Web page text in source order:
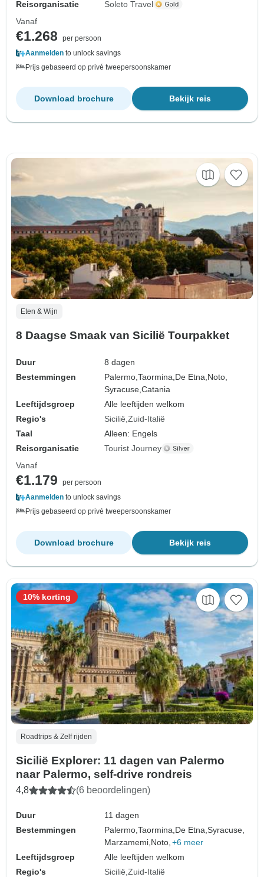
Reisorganisatie
Soleto Travel
Vanaf
€1.268
per persoon
Aanmelden to unlock savings
Prijs gebaseerd op privé tweepersoonskamer
Bekijk reis
Download brochure
Eten & Wijn
8 Daagse Smaak van Sicilië Tourpakket
Duur
8 dagen
Bestemmingen
Palermo,Taormina, De Etna, Noto,
Syracuse,Catania
Leeftijdsgroep
Alle leeftijden welkom
Regio's
Sicilië Zuid-Italië
Taal
Alleen: Engels
Reisorganisatie
Tourist Journey
Vanaf
€1.179
per persoon
Aanmelden to unlock savings
Prijs gebaseerd op privé tweepersoonskamer
Bekijk reis
Download brochure
Roadtrips & Zelf rijden
Sicilië Explorer: 11 dagen van Palermo
naar Palermo, self-drive rondreis
4,8 (6 beoordelingen)
Duur
11 dagen
Bestemmingen
Palermo,Taormina, De Etna,Syracuse,
Marzamemi, Noto, +6 meer
Leeftijdsgroep
Alle leeftijden welkom
Regio's
Sicilië Zuid-Italië
10% korting